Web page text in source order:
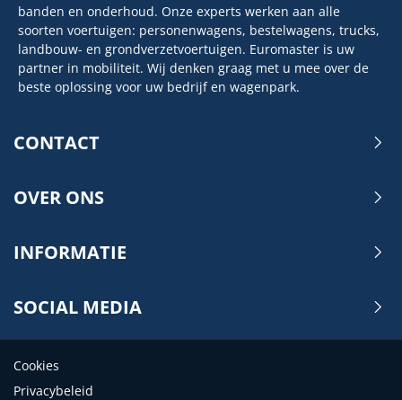
banden en onderhoud. Onze experts werken aan alle
soorten voertuigen: personenwagens, bestelwagens, trucks,
landbouw- en grondverzetvoertuigen. Euromaster is uw
partner in mobiliteit. Wij denken graag met u mee over de
beste oplossing voor uw bedrijf en wagenpark.
CONTACT
OVER ONS
INFORMATIE
SOCIAL MEDIA
Cookies
Privacybeleid